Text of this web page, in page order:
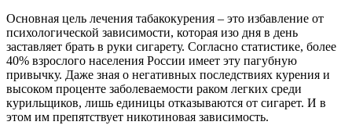
Основная цель лечения табакокурения – это избавление от
психологической зависимости, которая изо дня в день
заставляет брать в руки сигарету. Согласно статистике, более
40% взрослого населения России имеет эту пагубную
привычку. Даже зная о негативных последствиях курения и
высоком проценте заболеваемости раком легких среди
курильщиков, лишь единицы отказываются от сигарет. И в
этом им препятствует никотиновая зависимость.